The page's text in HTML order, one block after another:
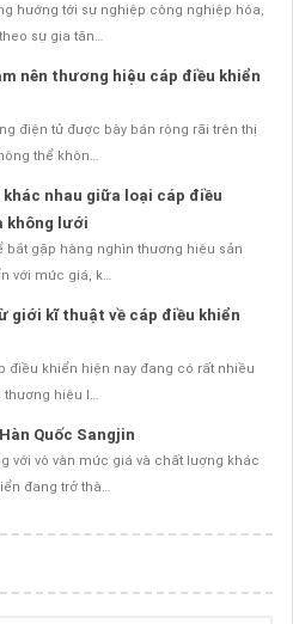
hướng tới sự nghiệp công nghiệp hóa,
sự gia tăn…
nên thương hiệu cáp điều khiển
điện tử được bày bán rộng rãi trên thị
thể khôn…
nhau giữa loại cáp điều
không lưới
bắt gặp hàng nghìn thương hiệu sản
với mức giá, k…
giới kĩ thuật về cáp điều khiển
điều khiển hiện nay đang có rất nhiều
hiệu l…
Quốc Sangjin
với vô vàn mức giá và chất lượng khác
đang trở thà…